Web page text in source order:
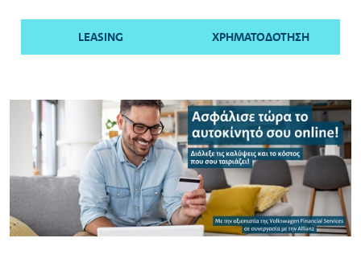
LEASING ΧΡΗΜΑΤΟΔΟΤΗΣΗ